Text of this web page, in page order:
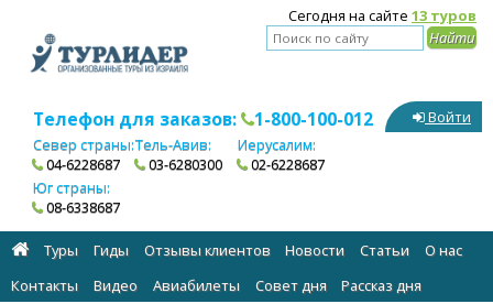
Сегодня на сайте 13 туров
Телефон для заказов: 1-800-100-012
Север страны:
04-6228687
Тель-Авив:
03-6280300
Иерусалим:
02-6228687
Юг страны:
08-6338687
Войти
Туры Гиды Отзывы клиентов Новости Статьи
О нас
Контакты
Видео Авиабилеты Cовет дня Рассказ дня